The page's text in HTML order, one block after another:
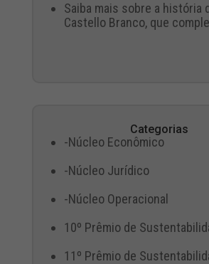
Saiba mais sobre a história
Castello Branco, que
Categorias
-Núcleo Econômico
-Núcleo Jurídico
-Núcleo Operacional
10º Prêmio de
11º Prêmio de